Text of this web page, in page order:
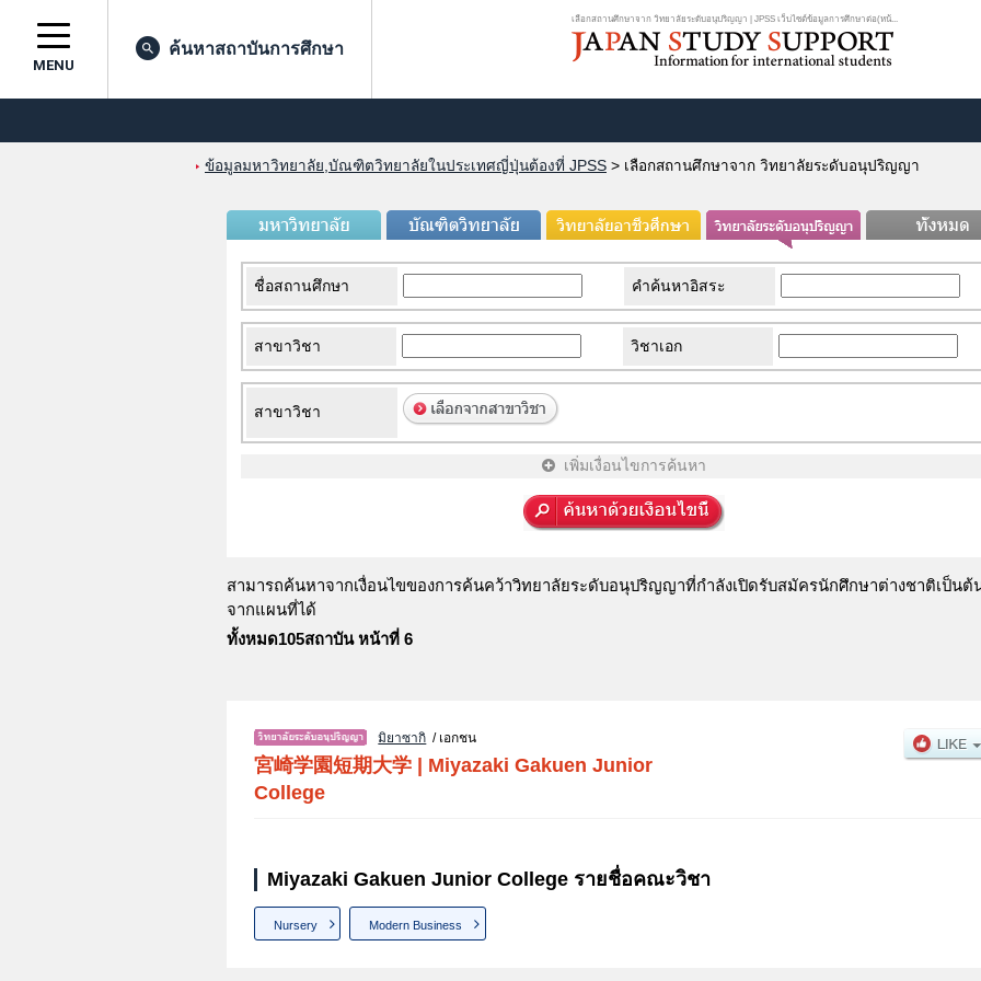
เลือกสถานศึกษาจาก วิทยาลัยระดับอนุปริญญา | JPSS เว็บไซต์ข้อมูลการศึกษาต่อ(หน้...
MENU
ค้นหาสถาบันการศึกษา
ข้อมูลมหาวิทยาลัย,บัณฑิตวิทยาลัยในประเทศญี่ปุ่นต้องที่ JPSS > เลือกสถานศึกษาจาก วิทยาลัยระดับอนุปริญญา
ชื่อสถานศึกษา คำค้นหาอิสระ
สาขาวิชา วิชาเอก
สาขาวิชา
เพิ่มเงื่อนไขการค้นหา
สามารถค้นหาจากเงื่อนไขของการค้นคว้าวิทยาลัยระดับอนุปริญญาที่กำลังเปิดรับสมัครนักศึกษาต่างชาติเป็นต้
จากแผนที่ได้
ทั้งหมด105สถาบัน หน้าที่ 6
มิยาซากิ / เอกชน
宮崎学園短期大学
Miyazaki Gakuen Junior
College
Miyazaki Gakuen Junior College รายชื่อคณะวิชา
Nursery Modern Business